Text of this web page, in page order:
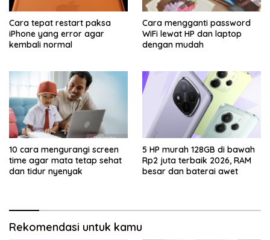
Cara tepat restart paksa
iPhone yang error agar
kembali normal
Cara mengganti password
WiFi lewat HP dan laptop
dengan mudah
10 cara mengurangi screen
time agar mata tetap sehat
dan tidur nyenyak
5 HP murah 128GB di bawah
Rp2 juta terbaik 2026, RAM
besar dan baterai awet
Rekomendasi untuk kamu